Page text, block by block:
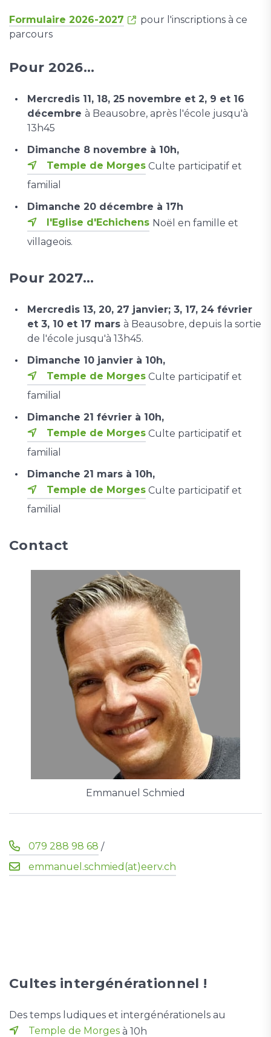
Formulaire 2026-2027
pour l'inscriptions à ce
parcours
Pour 2026...
Mercredis 11, 18, 25 novembre et 2, 9 et 16
décembre à Beausobre, après l'école jusqu'à
13h45
Dimanche 8 novembre à 10h,
Temple de Morges Culte participatif et
familial
Dimanche 20 décembre à 17h
l'Eglise d'Echichens Noël en famille et
villageois.
Pour 2027...
Mercredis 13, 20, 27 janvier; 3, 17, 24 février
et 3, 10 et 17 mars à Beausobre, depuis la sortie
de l'école jusqu'à 13h45.
Dimanche 10 janvier à 10h,
Temple de Morges Culte participatif et
familial
Dimanche 21 février à 10h,
Temple de Morges Culte participatif et
familial
Dimanche 21 mars à 10h,
Temple de Morges Culte participatif et
familial
Contact
Emmanuel Schmied
079 288 98 68 /
emmanuel.schmied(at)eerv.ch
Cultes intergénérationnel !
Des temps ludiques et intergénérationels au
Temple de Morges à 10h